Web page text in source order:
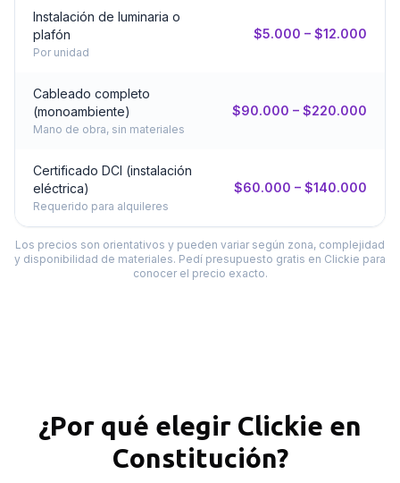
Instalación de luminaria o
plafón
Por unidad
$5.000 – $12.000
Cableado completo
(monoambiente)
Mano de obra, sin materiales
$90.000 – $220.000
Certificado DCI (instalación
eléctrica)
Requerido para alquileres
$60.000 – $140.000
Los precios son orientativos y pueden variar según zona, complejidad
y disponibilidad de materiales. Pedí presupuesto gratis en Clickie para
conocer el precio exacto.
¿Por qué elegir Clickie en
Constitución?